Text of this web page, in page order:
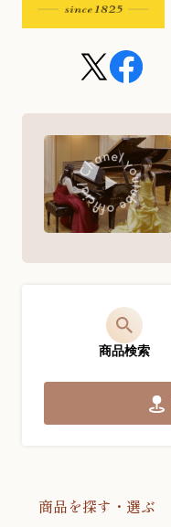
商品検索
商品を探す・選ぶ